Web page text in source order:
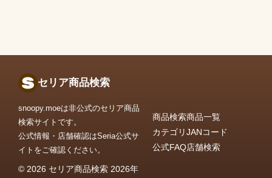
セリア商品検索
snoopy.moeは非公式のセリア商品
検索サイトです。
公式情報・店舗確認はSeria公式サ
イトをご確認ください。
© 2026 セリア商品検索 2026年
商品検索商品一覧
カテゴリJANコード
公式FAQ店舗検索